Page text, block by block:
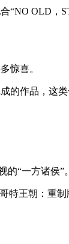
OLD，
惊喜。
作品，这类
“一方诸侯”。
王朝：重制